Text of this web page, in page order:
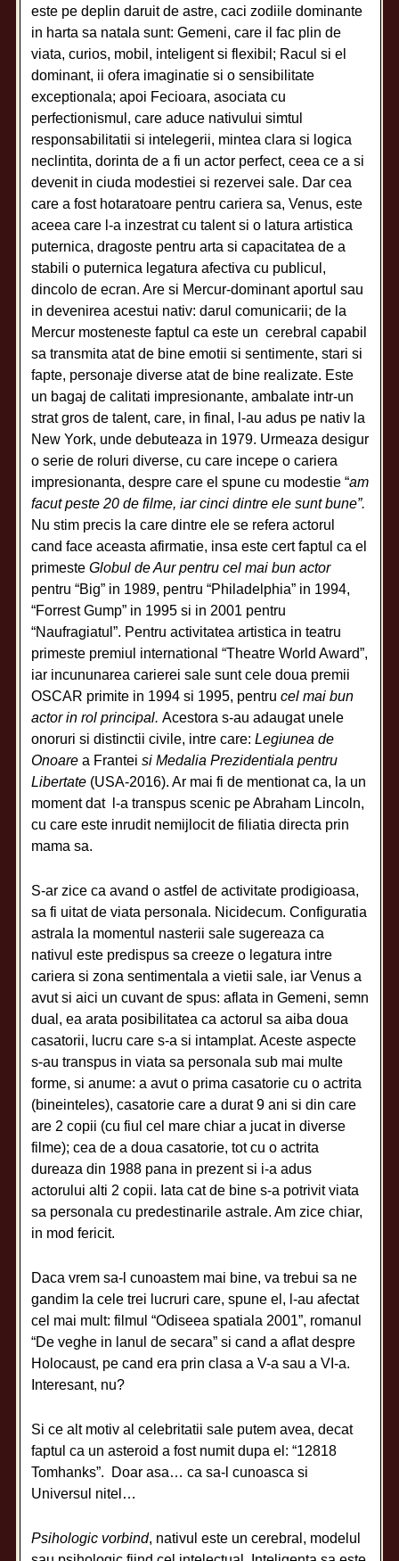
este pe deplin daruit de astre, caci zodiile dominante
in harta sa natala sunt: Gemeni, care il fac plin de
viata, curios, mobil, inteligent si flexibil; Racul si el
dominant, ii ofera imaginatie si o sensibilitate
exceptionala; apoi Fecioara, asociata cu
perfectionismul, care aduce nativului simtul
responsabilitatii si intelegerii, mintea clara si logica
neclintita, dorinta de a fi un actor perfect, ceea ce a si
devenit in ciuda modestiei si rezervei sale. Dar cea
care a fost hotaratoare pentru cariera sa, Venus, este
aceea care l-a inzestrat cu talent si o latura artistica
puternica, dragoste pentru arta si capacitatea de a
stabili o puternica legatura afectiva cu publicul,
dincolo de ecran. Are si Mercur-dominant aportul sau
in devenirea acestui nativ: darul comunicarii; de la
Mercur mosteneste faptul ca este un cerebral capabil
sa transmita atat de bine emotii si sentimente, stari si
fapte, personaje diverse atat de bine realizate. Este
un bagaj de calitati impresionante, ambalate intr-un
strat gros de talent, care, in final, l-au adus pe nativ la
New York, unde debuteaza in 1979. Urmeaza desigur
o serie de roluri diverse, cu care incepe o cariera
impresionanta, despre care el spune cu modestie “am
facut peste 20 de filme, iar cinci dintre ele sunt bune”.
Nu stim precis la care dintre ele se refera actorul
cand face aceasta afirmatie, insa este cert faptul ca el
primesteGlobul de Aur pentru cel mai bun actor
pentru “Big” in 1989, pentru “Philadelphia” in 1994,
“Forrest Gump” in 1995 si in 2001 pentru
“Naufragiatul”. Pentru activitatea artistica in teatru
primeste premiul international “Theatre World Award”,
iar incununarea carierei sale sunt cele doua premii
OSCAR primite in 1994 si 1995, pentrucel mai bun
actor in rol principal.Acestora s-au adaugat unele
onoruri si distinctii civile, intre care:Legiunea de
Onoare a Franteisi Medalia Prezidentiala pentru
Libertate (USA-2016). Ar mai fi de mentionat ca, la un
moment dat l-a transpus scenic pe Abraham Lincoln,
cu care este inrudit nemijlocit de filiatia directa prin
mama sa.
S-ar zice ca avand o astfel de activitate prodigioasa,
sa fi uitat de viata personala. Nicidecum. Configuratia
astrala la momentul nasterii sale sugereaza ca
nativul este predispus sa creeze o legatura intre
cariera si zona sentimentala a vietii sale, iar Venus a
avut si aici un cuvant de spus: aflata in Gemeni, semn
dual, ea arata posibilitatea ca actorul sa aiba doua
casatorii, lucru care s-a si intamplat. Aceste aspecte
s-au transpus in viata sa personala sub mai multe
forme, si anume: a avut o prima casatorie cu o actrita
(bineinteles), casatorie care a durat 9 ani si din care
are 2 copii (cu fiul cel mare chiar a jucat in diverse
filme); cea de a doua casatorie, tot cu o actrita
dureaza din 1988 pana in prezent si i-a adus
actorului alti 2 copii. Iata cat de bine s-a potrivit viata
sa personala cu predestinarile astrale. Am zice chiar,
in mod fericit.
Daca vrem sa-l cunoastem mai bine, va trebui sa ne
gandim la cele trei lucruri care, spune el, l-au afectat
cel mai mult: filmul “Odiseea spatiala 2001”, romanul
“De veghe in lanul de secara” si cand a aflat despre
Holocaust, pe cand era prin clasa a V-a sau a VI-a.
Interesant, nu?
Si ce alt motiv al celebritatii sale putem avea, decat
faptul ca un asteroid a fost numit dupa el: “12818
Tomhanks”. Doar asa… ca sa-l cunoasca si
Universul nitel…
Psihologic vorbind, nativul este un cerebral, modelul